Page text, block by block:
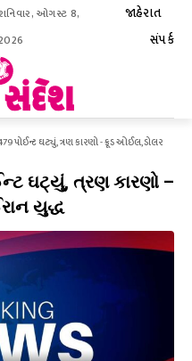
ઓગસ્ટ 8,
જાહેરાત
સંપર્ક
પોઈન્ટ ઘટ્યું, ત્રણ કારણો - ક્રૂડ ઓઈલ, ડોલર
ઘટ્યું, ત્રણ કારણો –
યુદ્ધ